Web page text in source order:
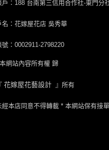
戶：188 台南第三信用合作社-東門分
名：花嫁屋花店 吳秀華
號：0002911-2798220
網站內容所有權 歸
花嫁屋花藝設計 』所有
經本店同意不得轉載 * 本網站保有接